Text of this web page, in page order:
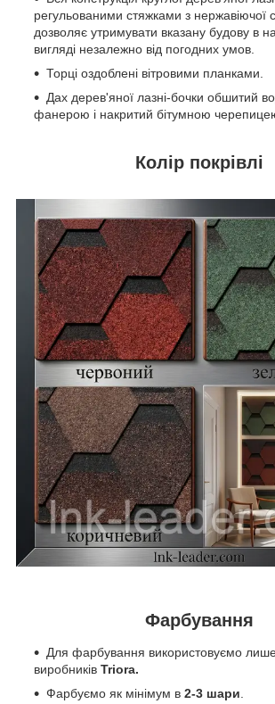
регульованими стяжками з нержавіючої
дозволяє утримувати вказану будову в
вигляді незалежно від погодних умов.
Торці оздоблені вітровими планками.
Дах дерев'яної лазні-бочки обшитий
фанерою і накритий бітумною
Колір покрівлі
Фарбування
Для фарбування використовуємо
виробників Triora.
Фарбуємо як мінімум в 2-3 шари